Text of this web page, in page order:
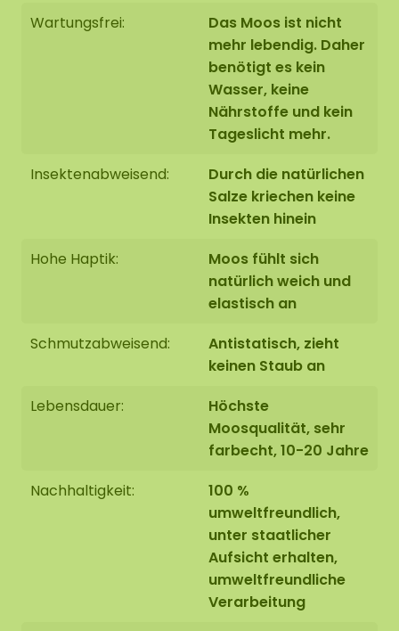
ansteigt, wird das Moos wieder weich.
Schmutzabweisend / antistatisch
Kein Tageslicht erforderlich
Befestigung mit unserem speziellenECO-
, der im Webshop zu bestellen ist
Wartungsfrei:
Das Moos ist nicht
mehr lebendig. Daher
benötigt es kein
Wasser, keine
Nährstoffe und kein
Tageslicht mehr.
Insektenabweisend:
Durch die natürlichen
Salze kriechen keine
Insekten hinein
Hohe Haptik:
Moos fühlt sich
natürlich weich und
elastisch an
Schmutzabweisend:
Antistatisch, zieht
keinen Staub an
Lebensdauer:
Höchste
Moosqualität, sehr
farbecht, 10-20 Jahre
Nachhaltigkeit:
100 %
umweltfreundlich,
unter staatlicher
Aufsicht erhalten,
umweltfreundliche
Verarbeitung